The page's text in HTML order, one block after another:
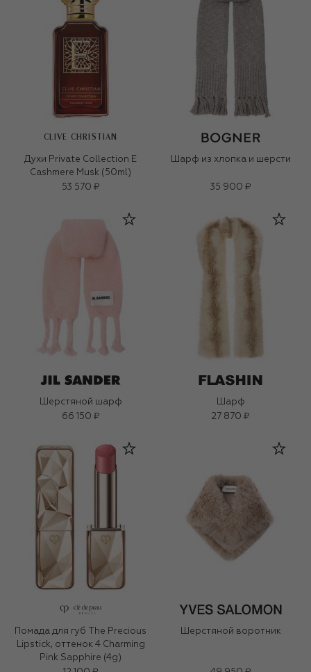
CLIVE CHRISTIAN
Духи Private Collection E
Cashmere Musk (50ml)
53 570 ₽
Шарф из хлопка и шерсти
35 900 ₽
Шерстяной шарф
66 150 ₽
Шарф
27 870 ₽
Помада для губ The Precious
Lipstick, оттенок 4 Charming
Pink Sapphire (4g)
Шерстяной воротник